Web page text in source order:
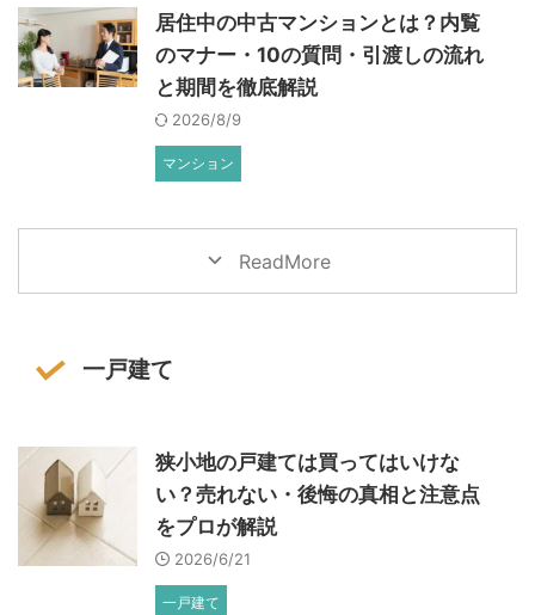
居住中の中古マンションとは？内覧
のマナー・10の質問・引渡しの流れ
と期間を徹底解説
2026/8/9
マンション
ReadMore
一戸建て
狭小地の戸建ては買ってはいけな
い？売れない・後悔の真相と注意点
をプロが解説
2026/6/21
一戸建て